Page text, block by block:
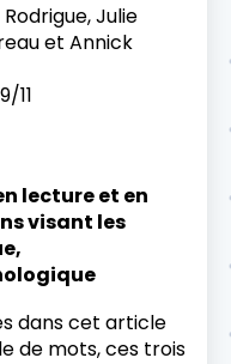
Julie
et Annick
11
lecture et en
visant les
dans cet article
de mots, ces trois